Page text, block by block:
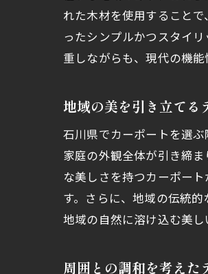
れた木材を使用すること
ったシンプルかつスタイ
重しながらも、現代の機
地域の美を引き立てる
石川県でカーポートを選
家庭の外観全体が引き締
な美しさを持つカーポー
す。さらに、地域の伝統
地域の自然に溶け込む美し
周囲との調和を考えた